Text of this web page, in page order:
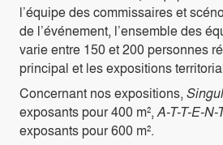
l’équipe des commissaires et
de l’événement, l’ensemble des
varie entre 150 et 200 personnes
principal et les expositions
Concernant nos expositions,
exposants pour 400 m²,A-T-T-E-N-
exposants pour 600 m².